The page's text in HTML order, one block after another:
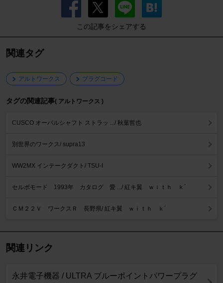
この記事をシェアする
関連タグ
アルトワークス プラグコード
タグの関連記事( アルトワークス )
CUSCO オーバルシャフト ストラッ .../ 秋葉哲也
別世界のワークス/ supra13
WW2MX インテークダクト/ TSU-I
セルボモード 1993年 カタログ 愛 .../ 紅キ翼 ｗｉｔｈ ｋ´
ＣＭ２２Ｖ ワークスＲ 長野県/ 紅キ翼 ｗｉｔｈ ｋ´
関連リンク
永井電子機器 / ULTRA ブルーポイントパワープラグ